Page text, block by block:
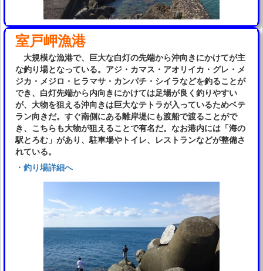
室戸岬漁港
大規模な漁港で、巨大な白灯の先端から沖向きにかけてが主
な釣り場となっている。アジ・カマス・アオリイカ・グレ・メ
ジカ・メジロ・ヒラマサ・カンパチ・シイラなどを釣ることが
でき、白灯先端から内向きにかけては足場が良く釣りやすい
が、大物を狙える沖向きは巨大なテトラが入っているためベテ
ラン向きだ。すぐ南側にある離岸堤にも渡船で渡ることがで
き、こちらも大物が狙えることで有名だ。なお港内には「海の
駅とろむ」があり、駐車場やトイレ、レストランなどが整備さ
れている。
・釣り場詳細へ